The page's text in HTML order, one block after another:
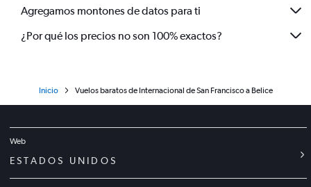
Agregamos montones de datos para ti
¿Por qué los precios no son 100% exactos?
Inicio Vuelos baratos de Internacional de San Francisco a Belice
Web
ESTADOS UNIDOS